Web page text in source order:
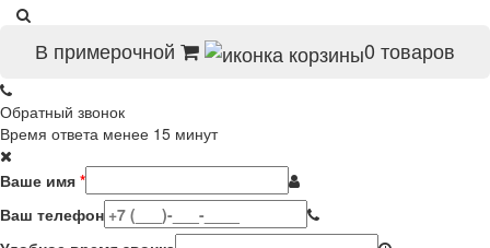
В примерочной 0 товаров
Обратный звонок
Время ответа менее 15 минут
Ваше имя *
Ваш телефон